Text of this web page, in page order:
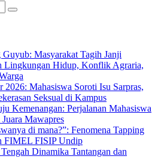
Masyarakat Tagih Janji
Lingkungan Hidup, Konflik Agraria,
Mahasiswa Soroti Isu Sarpras,
Seksual di Kampus
Kemenangan: Perjalanan Mahasiswa
Mawapres
di mana?”: Fenomena Tapping
FIMEL FISIP Undip
Dinamika Tantangan dan